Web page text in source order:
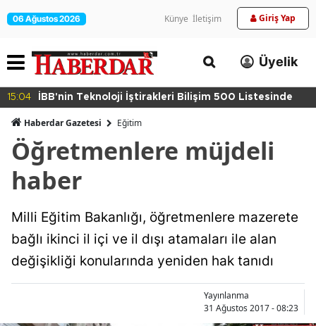
06 Ağustos 2026 Künye İletişim Giriş Yap
Üyelik
15:04 İBB'nin Teknoloji İştirakleri Bilişim 500 Listesinde
Haberdar Gazetesi Eğitim
Öğretmenlere müjdeli
haber
Milli Eğitim Bakanlığı, öğretmenlere mazerete
bağlı ikinci il içi ve il dışı atamaları ile alan
değişikliği konularında yeniden hak tanıdı
Yayınlanma
31 Ağustos 2017 - 08:23